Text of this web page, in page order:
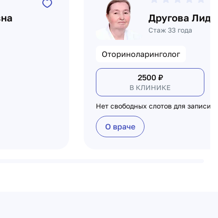
Другова
Стаж 33 года
Оториноларинголог
2500₽
В КЛИНИКЕ
Нет свободных слотов для записи
О враче